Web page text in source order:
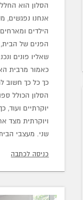
הסלון הוא
אנחנו נפגשים,
הילדים
הפנים של
שאליו פונים
כאמור מרבית
כך כל כך חשוב
הסלון הכולל
יוקרתיים ועוד,
ויוקרתית מצד
שני. מעצבי
כניסה לכתבה